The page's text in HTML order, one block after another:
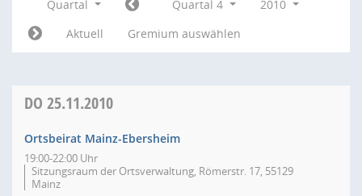
Quartal Quartal 4
2010
Aktuell
Gremium auswählen
DO 25.11.2010
Ortsbeirat Mainz-Ebersheim
19:00-22:00 Uhr
Sitzungsraum der Ortsverwaltung, Römerstr. 17, 55129
Mainz